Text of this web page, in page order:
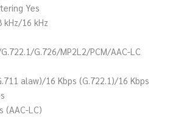
Yes
kHz/16 kHz
G.726/MP2L2/PCM/AAC-LC
alaw)/16 Kbps (G.722.1)/16 Kbps
(AAC-LC)